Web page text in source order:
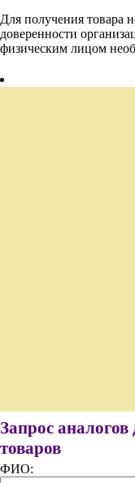
Для получения товара
доверенности
физическим лицом
Запрос
товаров
ФИО: